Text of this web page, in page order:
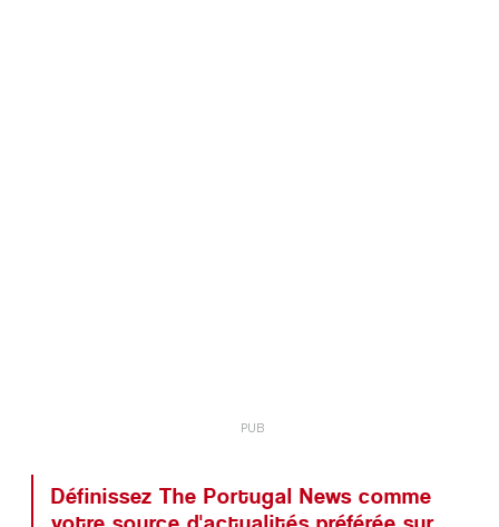
Définissez The Portugal News comme